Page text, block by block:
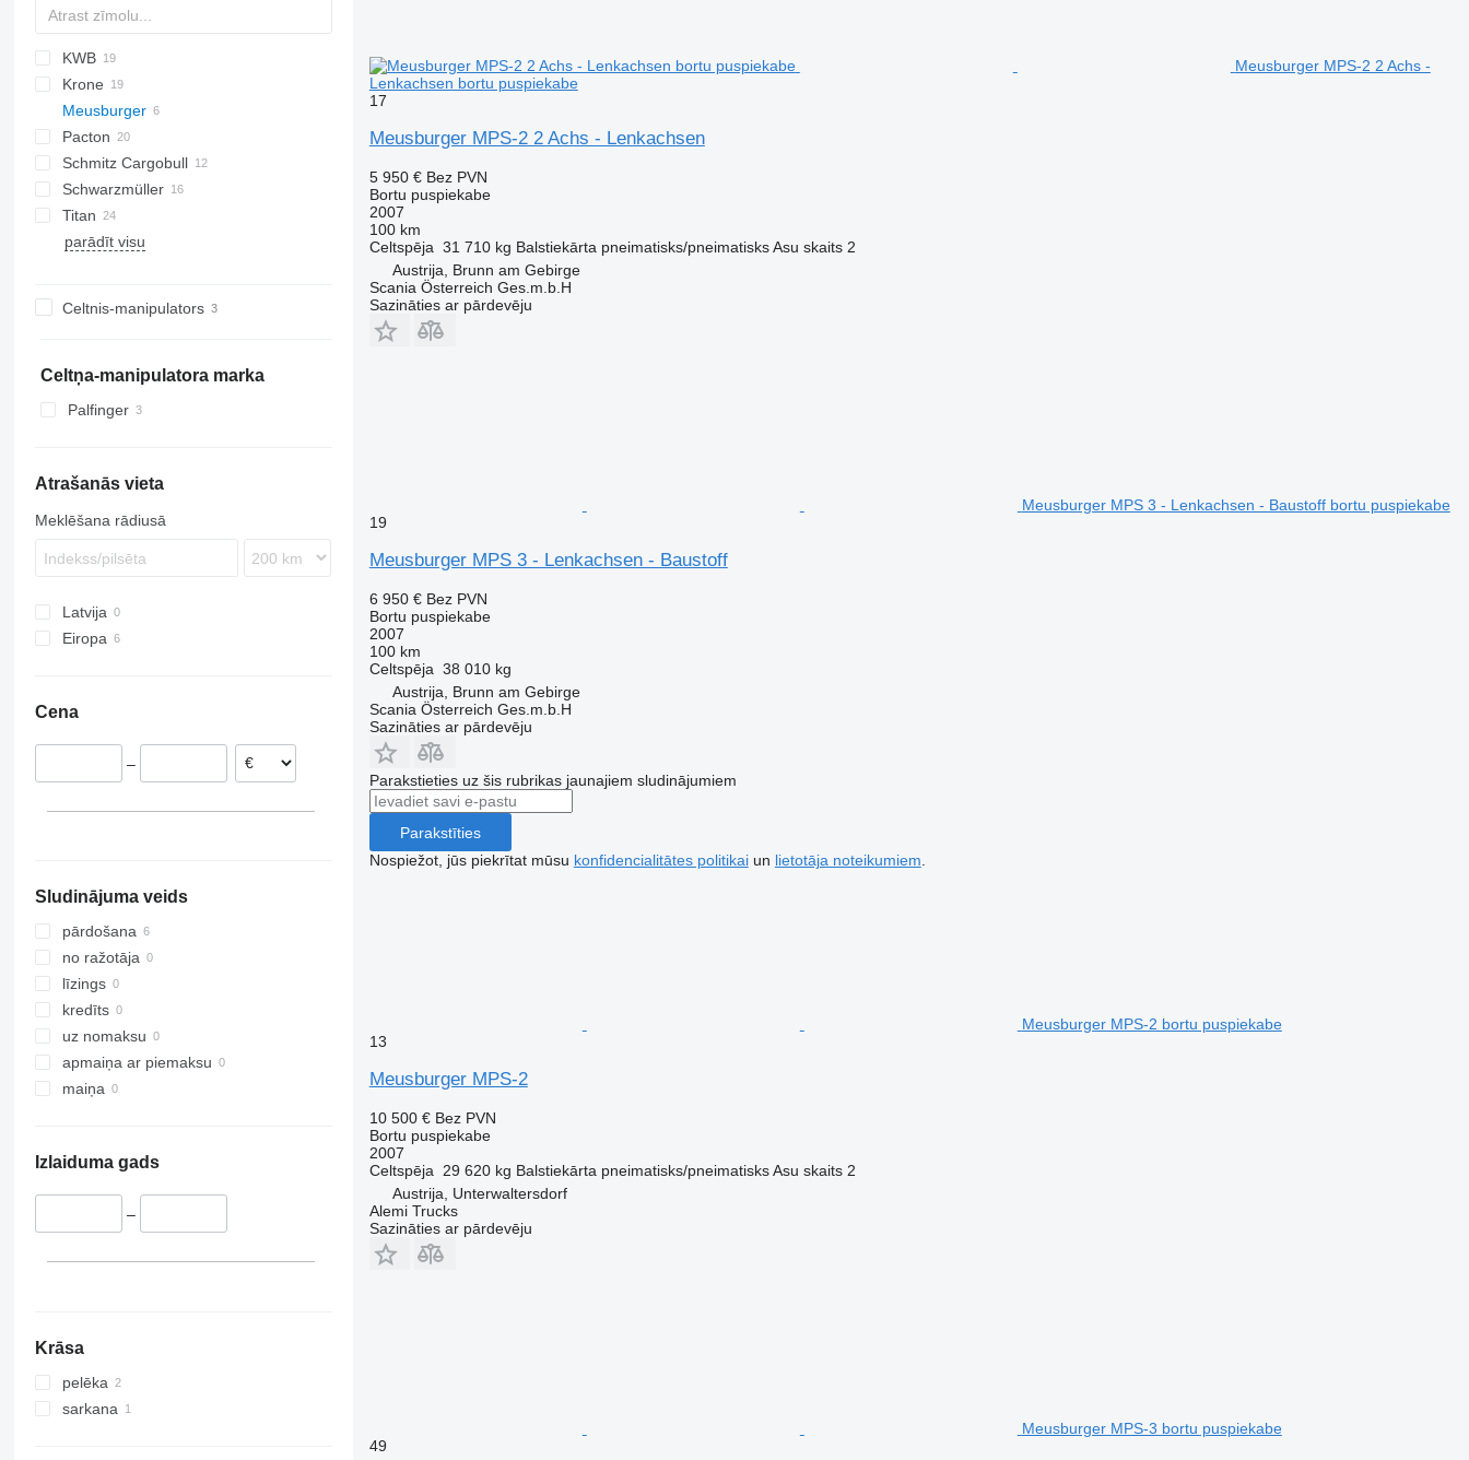
PS
2 series
TXA
SDS
SZS
FLO
DRO
KWB
D-series
SP
Krone
SD
SDP
SZ
S 24
SN
O-3
Meusburger
MPS
MPS-3
SPL
OVB
Pacton
T-series
TPD
TXD
NV
Schmitz Cargobull
S-series
SCB
SCS
Schwarzmüller
S1
SPA
Titan
VHLO
VO
NS
D-series
parādīt visu
Celtnis-manipulators
Celtņa-manipulatora marka
Palfinger
Atrašanās vieta
Meklēšana rādiusā
Latvija
Eiropa
Cena
–
Sludinājuma veids
pārdošana
no ražotāja
līzings
kredīts
uz nomaksu
apmaiņa ar piemaksu
maiņa
Izlaiduma gads
–
Krāsa
pelēka
sarkana
Meusburger MPS-2 2 Achs -
Lenkachsen bortu puspiekabe
17
Meusburger MPS-2 2 Achs - Lenkachsen
5 950 € Bez PVN
Bortu puspiekabe
2007
100 km
Celtspēja 31 710 kg Balstiekārta pneimatisks/pneimatisks Asu skaits 2
Austrija, Brunn am Gebirge
Scania Österreich Ges.m.b.H
Sazināties ar pārdevēju
Meusburger MPS 3 - Lenkachsen - Baustoff bortu puspiekabe
19
Meusburger MPS 3 - Lenkachsen - Baustoff
6 950 € Bez PVN
Bortu puspiekabe
2007
100 km
Celtspēja 38 010 kg
Austrija, Brunn am Gebirge
Scania Österreich Ges.m.b.H
Sazināties ar pārdevēju
Parakstieties uz šis rubrikas jaunajiem sludinājumiem
Parakstīties
Nospiežot, jūs piekrītat mūsu konfidencialitātes politikaiun lietotāja noteikumiem
Meusburger MPS-2 bortu puspiekabe
13
Meusburger MPS-2
10 500 € Bez PVN
Bortu puspiekabe
2007
Celtspēja
29 620 kg Balstiekārta pneimatisks/pneimatisks Asu skaits 2
Austrija, Unterwaltersdorf
Alemi Trucks
Sazināties ar pārdevēju
Meusburger MPS-3 bortu puspiekabe
49